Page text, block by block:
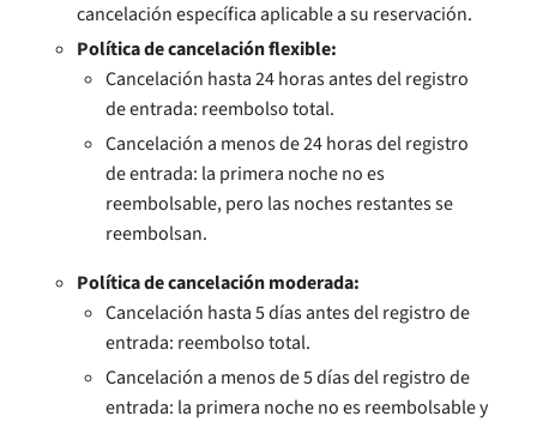
cancelación específica aplicable a su reservación.
Política de cancelación flexible:
Cancelación hasta 24 horas antes del registro
de entrada: reembolso total.
Cancelación a menos de 24 horas del registro
de entrada: la primera noche no es
reembolsable, pero las noches restantes se
reembolsan.
Política de cancelación moderada:
Cancelación hasta 5 días antes del registro de
entrada: reembolso total.
Cancelación a menos de 5 días del registro de
entrada: la primera noche no es reembolsable y